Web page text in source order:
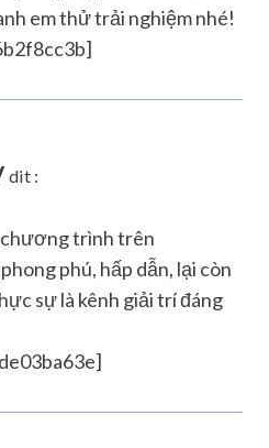
em thử trải nghiệm nhé!
dit :
trình trên
phú, hấp dẫn, lại còn
sự là kênh giải trí đáng